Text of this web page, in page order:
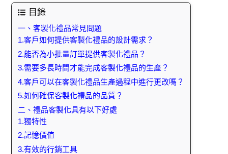
目錄
一、客製化禮品常見問題
1.客戶如何提供客製化禮品的設計需求？
2.能否為小批量訂單提供客製化禮品？
3.需要多長時間才能完成客製化禮品的生產？
4.客戶可以在客製化禮品生產過程中進行更改嗎？
5.如何確保客製化禮品的品質？
二、禮品客製化具有以下好處
1.獨特性
2.記憶價值
3.有效的行銷工具